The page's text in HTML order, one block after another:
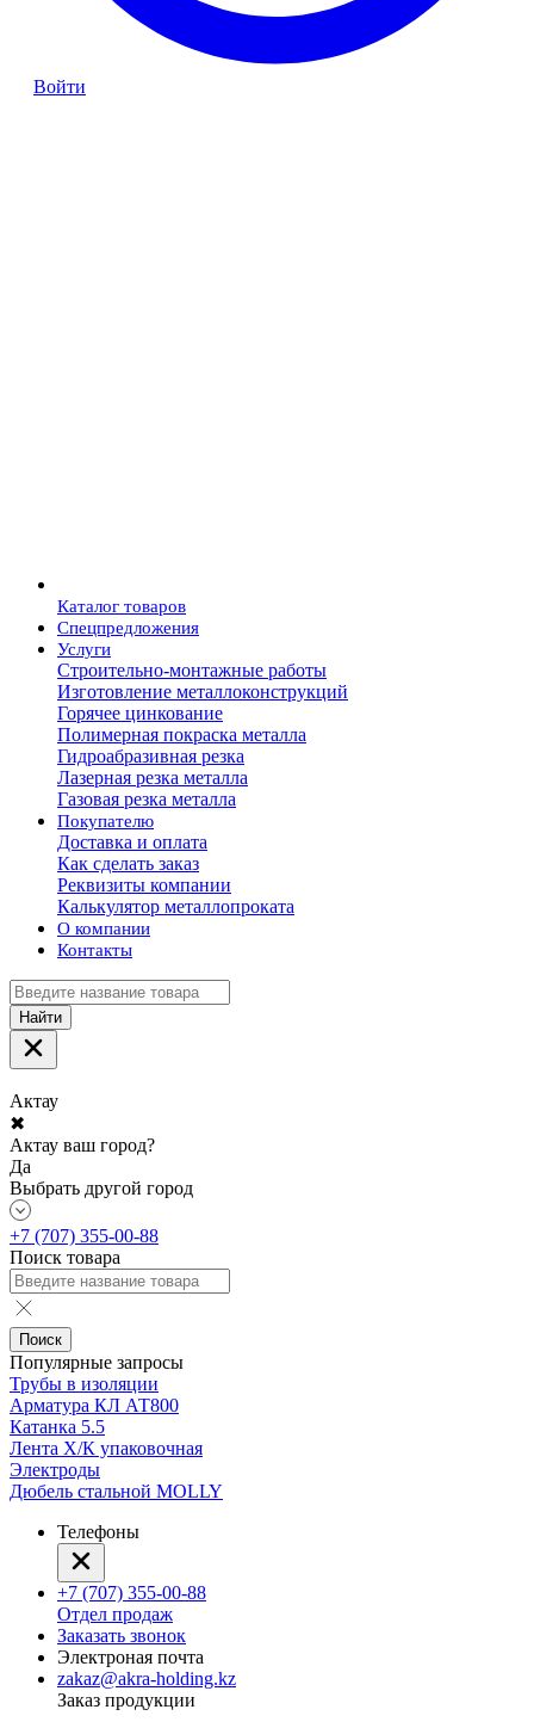
Войти
Каталог товаров
Спецпредложения
Услуги
Строительно-монтажные работы
Изготовление металлоконструкций
Горячее цинкование
Полимерная покраска металла
Гидроабразивная резка
Лазерная резка металла
Газовая резка металла
Покупателю
Доставка и оплата
Как сделать заказ
Реквизиты компании
Калькулятор металлопроката
О компании
Контакты
Найти
Актау
✖
Актау ваш город?
Да
Выбрать другой город
+7 (707) 355-00-88
Поиск товара
Поиск
Популярные запросы
Трубы в изоляции
Арматура КЛ АТ800
Катанка 5.5
Лента Х/К упаковочная
Электроды
Дюбель стальной MOLLY
Телефоны
+7 (707) 355-00-88
Отдел продаж
Заказать звонок
Электроная почта
zakaz@akra-holding.kz
Заказ продукции